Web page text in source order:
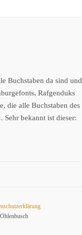
Buchstaben da sind und
Rafgenduks
die alle Buchstaben des
Sehr bekannt ist dieser: